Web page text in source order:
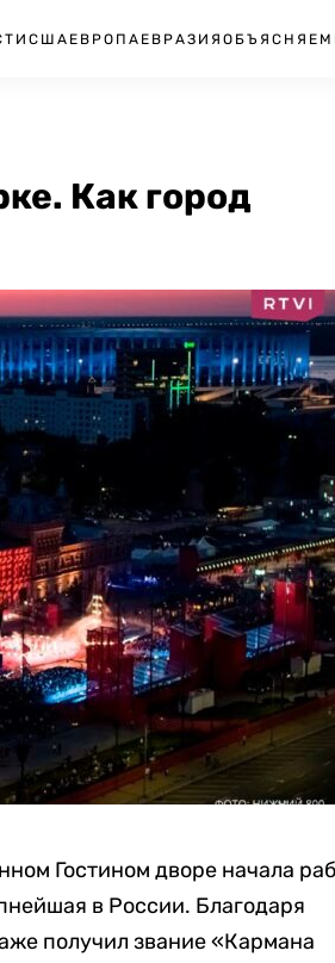
США ЕВРОПА ЕВРАЗИЯ ОБЪЯСНЯЕМ
Как город
Гостином дворе начала
в России. Благодаря
получил звание «Кармана